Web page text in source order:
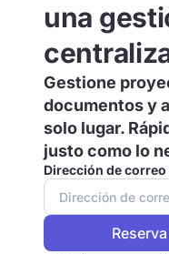
una
Gestione
documentos y
solo lugar.
justo como lo
Dirección de